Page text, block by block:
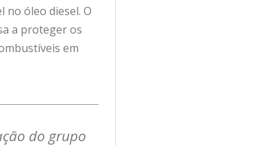
óleo diesel. O
a proteger os
em
do grupo